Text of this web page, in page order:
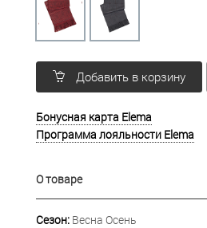
Добавить в корзину
Бонусная карта Elema
Программа лояльности Elema
О товаре
Сезон: Весна Осень